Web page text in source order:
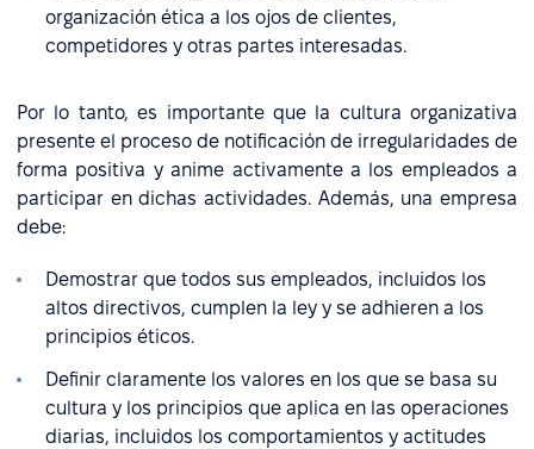
organización ética a los ojos de clientes,
competidores y otras partes interesadas.
Por lo tanto, es importante que la cultura organizativa
presente el proceso de notificación de irregularidades de
forma positiva y anime activamente a los empleados a
participar en dichas actividades. Además, una empresa
debe:
Demostrar que todos sus empleados, incluidos los
altos directivos, cumplen la ley y se adhieren a los
principios éticos.
Definir claramente los valores en los que se basa su
cultura y los principios que aplica en las operaciones
diarias, incluidos los comportamientos y actitudes